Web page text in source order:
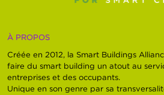
À PROPOS
Créée en 2012, la Smart Buildings
faire du smart building un atout au
entreprises et des occupants.
Unique en son genre par sa